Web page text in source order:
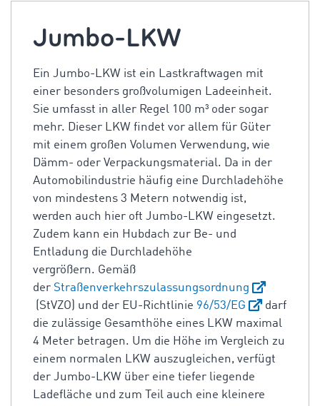
Jumbo-LKW
Ein Jumbo-LKW ist ein Lastkraftwagen mit
einer besonders großvolumigen Ladeeinheit.
Sie umfasst in aller Regel 100 m³ oder sogar
mehr. Dieser LKW findet vor allem für Güter
mit einem großen Volumen Verwendung, wie
Dämm- oder Verpackungsmaterial. Da in der
Automobilindustrie häufig eine Durchladehöhe
von mindestens 3 Metern notwendig ist,
werden auch hier oft Jumbo-LKW eingesetzt.
Zudem kann ein Hubdach zur Be- und
Entladung die Durchladehöhe
vergrößern. Gemäß
der Straßenverkehrszulassungsordnung
(StVZO) und der EU-Richtlinie 96/53/EG
darf
die zulässige Gesamthöhe eines LKW maximal
4 Meter betragen. Um die Höhe im Vergleich zu
einem normalen LKW auszugleichen, verfügt
der Jumbo-LKW über eine tiefer liegende
Ladefläche und zum Teil auch eine kleinere